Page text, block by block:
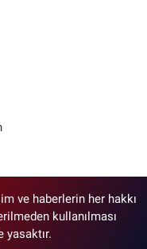
ve haberlerin her hakkı
kullanılması
yasaktır.